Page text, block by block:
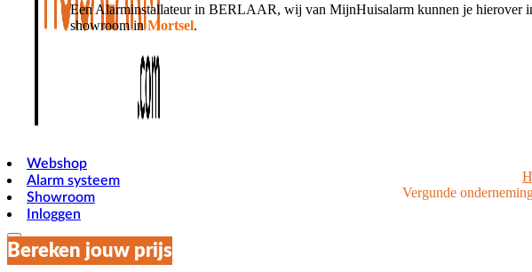
Webshop
Alarm systeem
Showroom
Inloggen
Bereken jouw prijs
Een Alarminstallateur in BERLAAR, wij van MijnHuisalarm kunnen je hierover
showroom inMortsel.
Vergunde